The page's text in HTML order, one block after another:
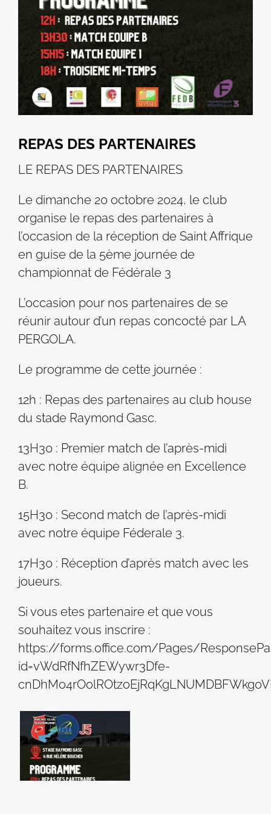
REPAS DES PARTENAIRES
LE REPAS DES PARTENAIRES
Le dimanche 20 octobre 2024, le club
organise le repas des partenaires à
l’occasion de la réception de Saint Affrique
en guise de la 5ème journée de
championnat de Fédérale 3
L’occasion pour nos partenaires de se
réunir autour d’un repas concocté par LA
PERGOLA.
Le programme de cette journée :
12h : Repas des partenaires au club house
du stade Raymond Gasc.
13H30 : Premier match de l’après-midi
avec notre équipe alignée en Excellence
B.
15H30 : Second match de l’après-midi
avec notre équipe Féderale 3.
17H30 : Réception d’après match avec les
joueurs.
Si vous etes partenaire et que vous
souhaitez vous inscrire :
https://forms.office.com/Pages/
id=vWdRfNfhZEWywr3Dfe-